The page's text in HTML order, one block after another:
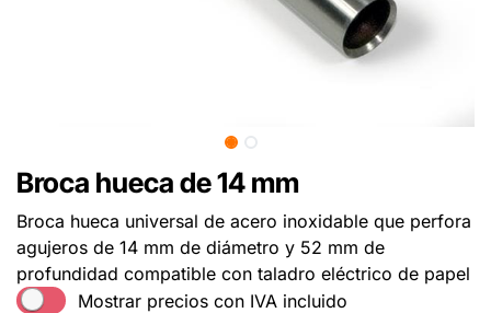
Broca hueca de 14 mm
Broca hueca universal de acero inoxidable que perfora
agujeros de 14 mm de diámetro y 52 mm de
profundidad compatible con taladro eléctrico de papel
Mostrar precios con IVA incluido